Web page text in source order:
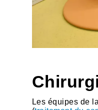
Les équipes de